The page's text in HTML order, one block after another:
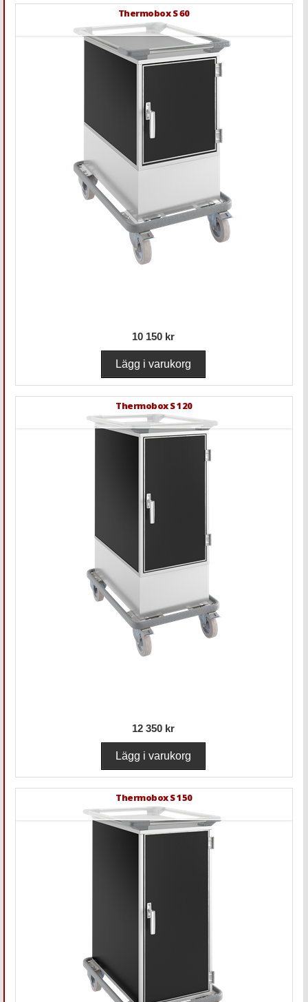
Thermobox S 60
10 150 kr
Thermobox S 120
12 350 kr
Thermobox S 150